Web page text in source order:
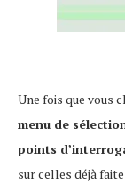
Une fois que vous
menu de
points
sur celles déjà